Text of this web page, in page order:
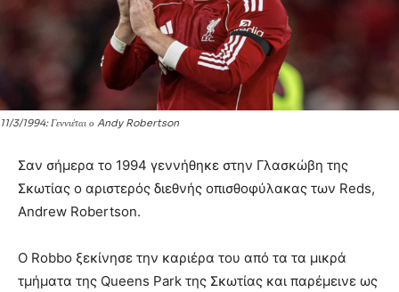
11/3/1994: Γεννιέται ο Andy Robertson
Σαν σήμερα το 1994 γεννήθηκε στην Γλασκώβη της
Σκωτίας ο αριστερός διεθνής οπισθοφύλακας των Reds,
Andrew Robertson.
Ο Robbo ξεκίνησε την καριέρα του από τα τα μικρά
τμήματα της Queens Park της Σκωτίας και παρέμεινε ως